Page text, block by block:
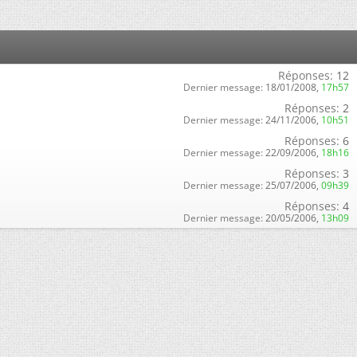
Réponses: 12
Dernier message: 18/01/2008, 17h57
Réponses: 2
Dernier message: 24/11/2006, 10h51
Réponses: 6
Dernier message: 22/09/2006, 18h16
Réponses: 3
Dernier message: 25/07/2006, 09h39
Réponses: 4
Dernier message: 20/05/2006, 13h09